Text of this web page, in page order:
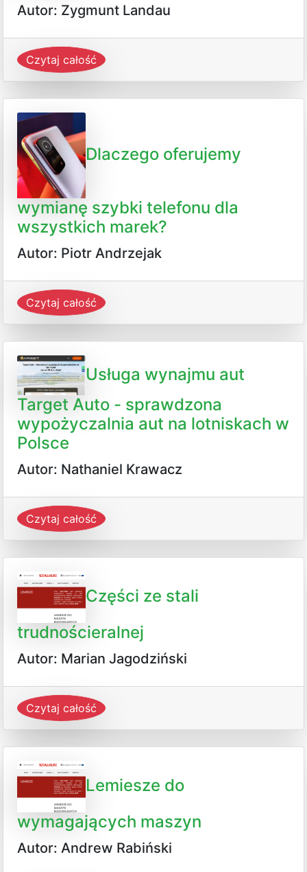
Autor: Zygmunt Landau
Czytaj całość
Dlaczego oferujemy
wymianę szybki telefonu dla
wszystkich marek?
Autor: Piotr Andrzejak
Czytaj całość
Usługa wynajmu aut
Target Auto - sprawdzona
wypożyczalnia aut na lotniskach w
Polsce
Autor: Nathaniel Krawacz
Czytaj całość
Części ze stali
trudnościeralnej
Autor: Marian Jagodziński
Czytaj całość
Lemiesze do
wymagających maszyn
Autor: Andrew Rabiński